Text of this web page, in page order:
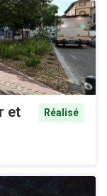
et
Réalisé